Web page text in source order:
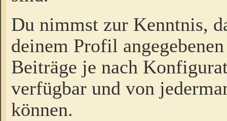
Du nimmst zur Kenntnis,
deinem Profil
Beiträge je nach
verfügbar und von
können.